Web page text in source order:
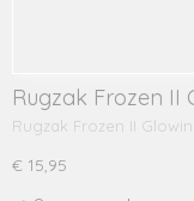
Rugzak Frozen II
Rugzak Frozen II
€ 15,95